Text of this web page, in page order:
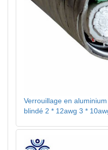
Verrouillage en
blindé 2 * 12awg 3 *